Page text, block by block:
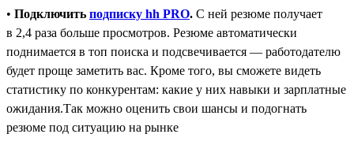
• Подключить подписку hh PRO. C ней резюме получает
в 2,4 раза больше просмотров. Резюме автоматически
поднимается в топ поиска и подсвечивается ― работодателю
будет проще заметить вас. Кроме того, вы сможете видеть
статистику по конкурентам: какие у них навыки и зарплатные
ожидания.Так можно оценить свои шансы и подогнать
резюме под ситуацию на рынке